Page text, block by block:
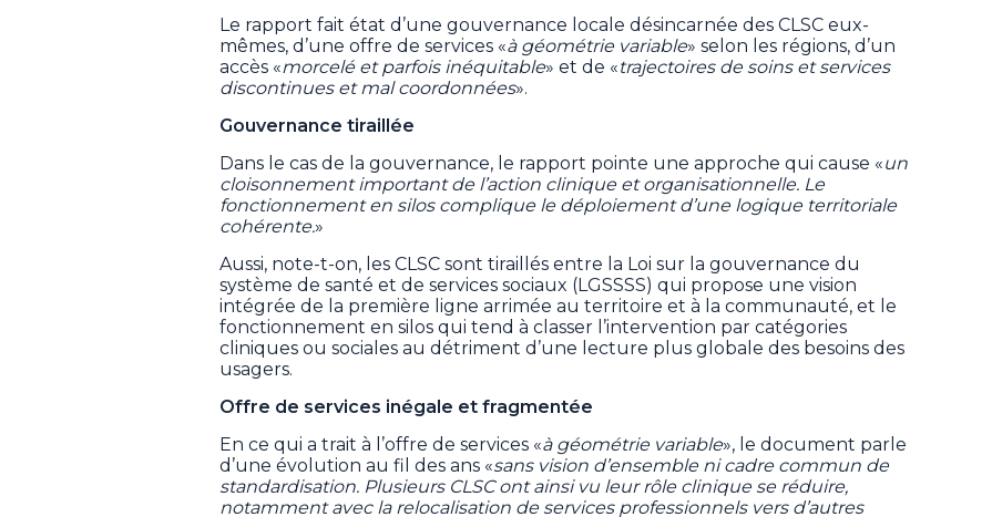
Le rapport fait état d’une gouvernance locale désincarnée des CLSC eux-
mêmes, d’une offre de services «à géométrie variable» selon les régions, d’un
accès «morcelé et parfois inéquitable» et de «trajectoires de soins et services
discontinues et mal coordonnées».
Gouvernance tiraillée
Dans le cas de la gouvernance, le rapport pointe une approche qui cause «un
cloisonnement important de l’action clinique et organisationnelle. Le
fonctionnement en silos complique le déploiement d’une logique territoriale
cohérente.»
Aussi, note-t-on, les CLSC sont tiraillés entre la Loi sur la gouvernance du
système de santé et de services sociaux (LGSSSS) qui propose une vision
intégrée de la première ligne arrimée au territoire et à la communauté, et le
fonctionnement en silos qui tend à classer l’intervention par catégories
cliniques ou sociales au détriment d’une lecture plus globale des besoins des
usagers.
Offre de services inégale et fragmentée
En ce qui a trait à l’offre de services «à géométrie variable», le document parle
d’une évolution au fil des ans «sans vision d’ensemble ni cadre commun de
standardisation. Plusieurs CLSC ont ainsi vu leur rôle clinique se réduire,
notamment avec la relocalisation de services professionnels vers d’autres